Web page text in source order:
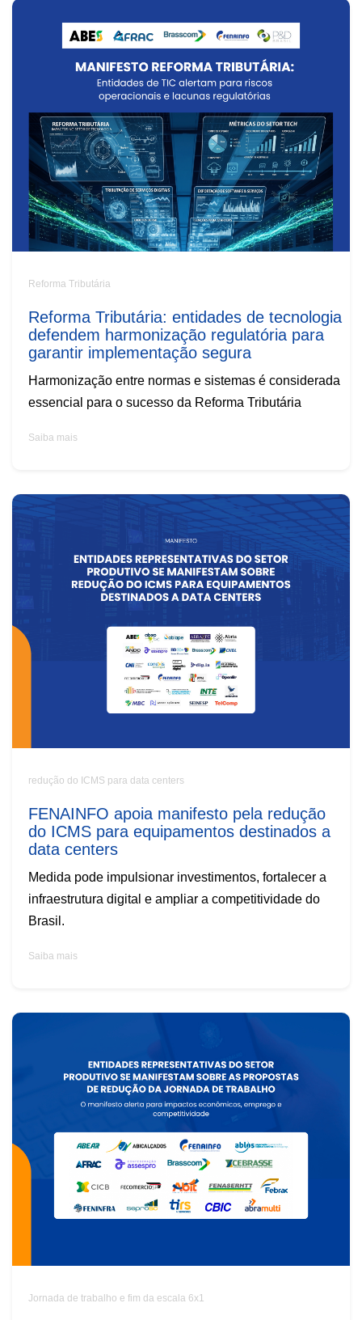
Reforma Tributária
Reforma Tributária: entidades de tecnologia
defendem harmonização regulatória para
garantir implementação segura
Harmonização entre normas e sistemas é considerada
essencial para o sucesso da Reforma Tributária
Saiba mais
redução do ICMS para data centers
FENAINFO apoia manifesto pela redução
do ICMS para equipamentos destinados a
data centers
Medida pode impulsionar investimentos, fortalecer a
infraestrutura digital e ampliar a competitividade do
Brasil.
Saiba mais
Jornada de trabalho e fim da escala 6x1